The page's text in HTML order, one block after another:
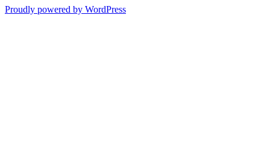
Proudly powered by WordPress